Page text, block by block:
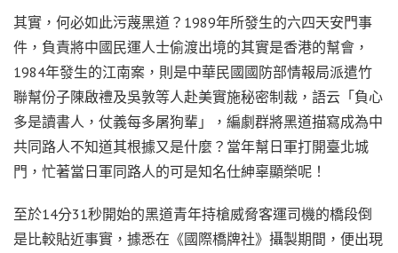
其實，何必如此污蔑黑道？1989年所發生的六四天安門事
件，負責將中國民運人士偷渡出境的其實是香港的幫會，
1984年發生的江南案，則是中華民國國防部情報局派遣竹
聯幫份子陳啟禮及吳敦等人赴美實施秘密制裁，語云「負心
多是讀書人，仗義每多屠狗輩」，編劇群將黑道描寫成為中
共同路人不知道其根據又是什麼？當年幫日軍打開臺北城
門，忙著當日軍同路人的可是知名仕紳辜顯榮呢！
至於14分31秒開始的黑道青年持槍威脅客運司機的橋段倒
是比較貼近事實，據悉在《國際橋牌社》攝製期間，便出現